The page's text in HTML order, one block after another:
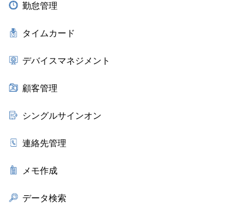
勤怠管理
タイムカード
デバイスマネジメント
顧客管理
シングルサインオン
連絡先管理
メモ作成
データ検索